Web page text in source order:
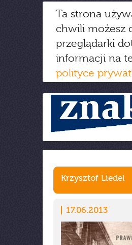
Ta strona
chwili możesz
przeglądarki
informacji na
polityce
Krzysztof Liedel
17.06.2013